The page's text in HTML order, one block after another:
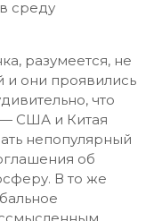
среду
разумеется, не
и они проявились
что
США и Китая
непопулярный
об
В то же